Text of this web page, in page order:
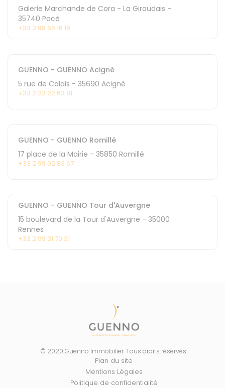
Galerie Marchande de Cora - La Giraudais -
35740 Pacé
+33 2 99 66 16 16
GUENNO - GUENNO Acigné
5 rue de Calais - 35690 Acigné
+33 2 23 22 63 81
GUENNO - GUENNO Romillé
17 place de la Mairie - 35850 Romillé
+33 2 99 02 83 67
GUENNO - GUENNO Tour d'Auvergne
15 boulevard de la Tour d'Auvergne - 35000
Rennes
+33 2 99 31 70 31
© 2020 Guenno Immobilier. Tous droits réservés.
Plan du site
Mentions Légales
Politique de confidentialité